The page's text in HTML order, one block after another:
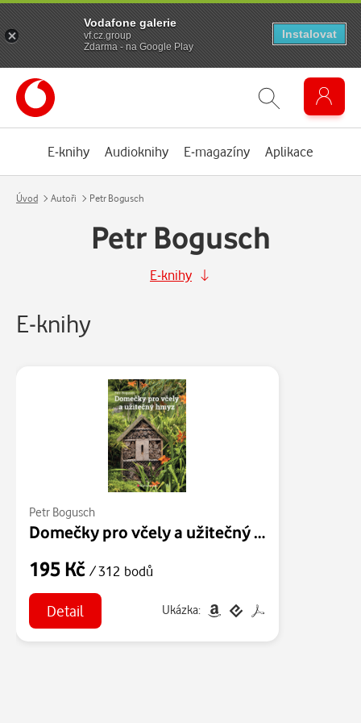
E-knihy Audioknihy E-magazíny Aplikace
Úvod Autoři Petr Bogusch
Petr Bogusch
E-knihy
E-knihy
Petr Bogusch
Domečky pro včely a užitečný hmyz
195 Kč / 312 bodů
Detail Ukázka:
Vodafone galerie
vf.cz.group
Zdarma - na Google Play
Instalovat